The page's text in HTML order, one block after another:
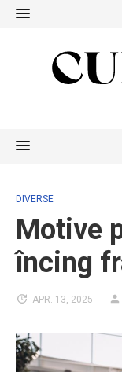
Skip
DIVERSE
Motive
încing
APR. 13, 2025